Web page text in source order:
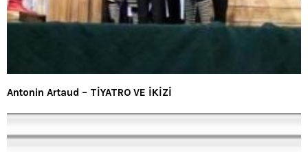
Antonin Artaud – TİYATRO VE İKİZİ